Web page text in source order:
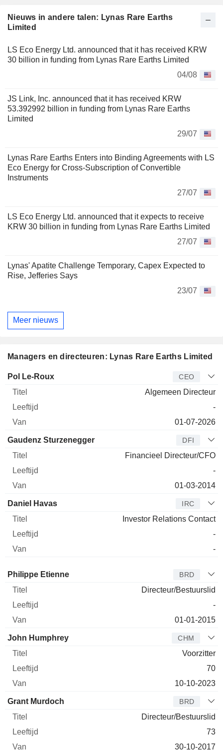
Nieuws in andere talen: Lynas Rare Earths
Limited
LS Eco Energy Ltd. announced that it has received KRW
30 billion in funding from Lynas Rare Earths Limited
04/08
JS Link, Inc. announced that it has received KRW
53.392992 billion in funding from Lynas Rare Earths
Limited
29/07
Lynas Rare Earths Enters into Binding Agreements with LS
Eco Energy for Cross-Subscription of Convertible
Instruments
27/07
LS Eco Energy Ltd. announced that it expects to receive
KRW 30 billion in funding from Lynas Rare Earths Limited
27/07
Lynas' Apatite Challenge Temporary, Capex Expected to
Rise, Jefferies Says
23/07
Meer nieuws
Managers en directeuren: Lynas Rare Earths Limited
Bedrijfsleider
Pol Le-Roux CEO
Algemeen Directeur
-
01-07-2026
Gaudenz Sturzenegger DFI
Financieel Directeur/CFO
-
01-03-2014
Daniel Havas IRC
Investor Relations Contact
-
-
Bestuurder Titel
Philippe Etienne BRD
Directeur/Bestuurslid
-
01-01-2015
John Humphrey CHM
Voorzitter
70
10-10-2023
Grant Murdoch BRD
Directeur/Bestuurslid
73
30-10-2017